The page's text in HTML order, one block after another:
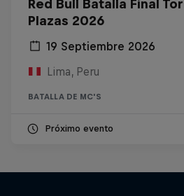
Red Bull Batalla Final
Plazas 2026
19 Septiembre 2026
Lima, Peru
BATALLA DE MC'S
Próximo evento